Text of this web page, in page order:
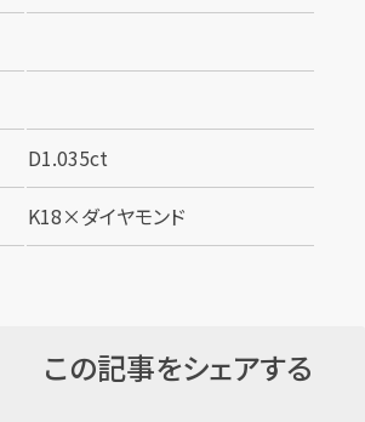
D1.035ct
K18×ダイヤモンド
この記事をシェアする